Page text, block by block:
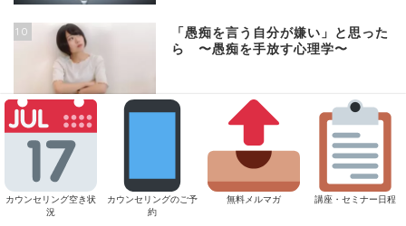
10
「愚痴を言う自分が嫌い」と思った
ら 〜愚痴を手放す心理学〜
カテゴリー
深読みさんと忍耐女子
カウンセリング空き状
況
カウンセリングのご予
約
無料メルマガ 講座・セミナー日程